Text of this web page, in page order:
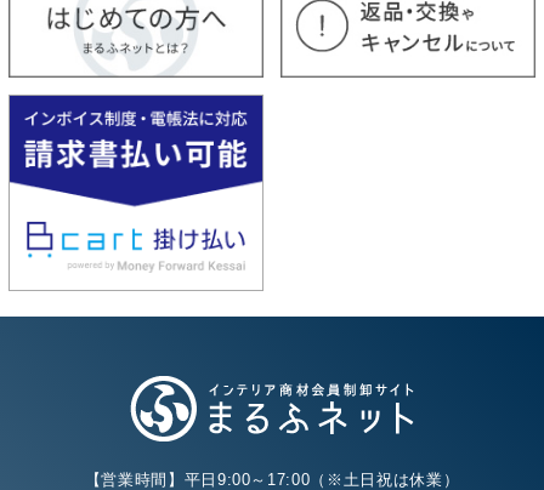
【営業時間】平日9:00～17:00（※土日祝は休業）